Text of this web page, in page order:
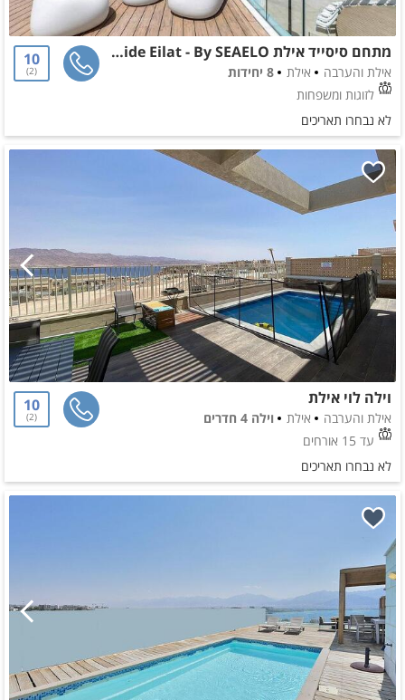
מתחם סיסייד אילת SeaSide Eilat - By SEAELO
אילת והערבה אילת
8 יחידות
לזוגות ומשפחות
10
2
לא נבחרו תאריכים
וילה לוי אילת
אילת והערבה אילת
וילה 4 חדרים
עד 15 אורחים
10
2
לא נבחרו תאריכים